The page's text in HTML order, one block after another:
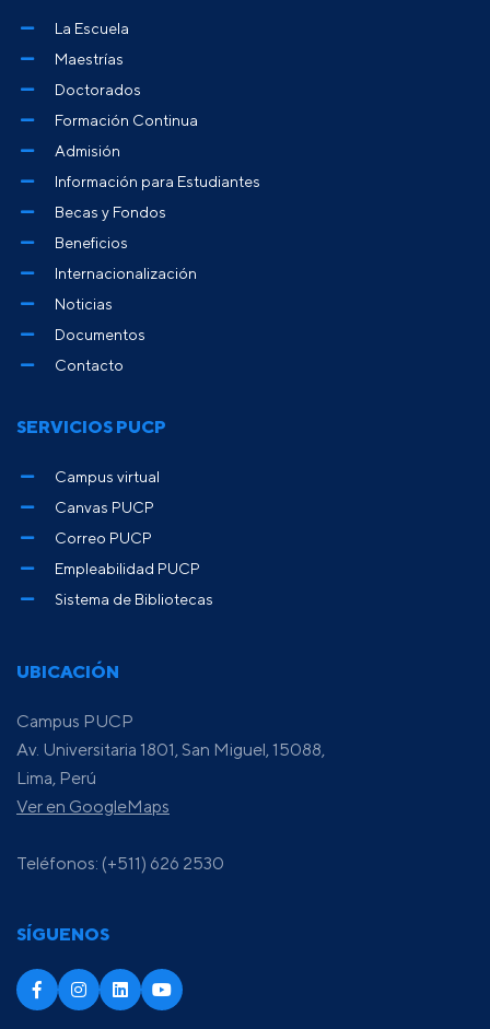
UBICACIÓN
Campus PUCP
Av. Universitaria 1801, San Miguel, 15088,
Lima, Perú
Ver en GoogleMaps
Teléfonos: (+511) 626 2530
SÍGUENOS
La Escuela
Maestrías
Doctorados
Formación Continua
Admisión
Información para Estudiantes
Becas y Fondos
Beneficios
Internacionalización
Noticias
Documentos
Contacto
SERVICIOS PUCP
Campus virtual
Canvas PUCP
Correo PUCP
Empleabilidad PUCP
Sistema de Bibliotecas